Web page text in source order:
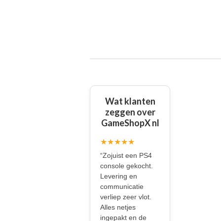
Wat klanten
zeggen over
GameShopX nl
★★★★★
“Zojuist een PS4
console gekocht.
Levering en
communicatie
verliep zeer vlot.
Alles netjes
ingepakt en de